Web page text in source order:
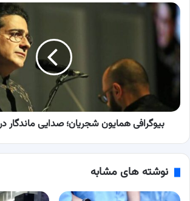
خواهد
بود؟
بیوگرافی
همایون
شجریان؛
صدایی
ماندگار
در
موسیقی
بیوگرافی همایون شجریان؛ صدایی ماندگار
نوشته های مشابه